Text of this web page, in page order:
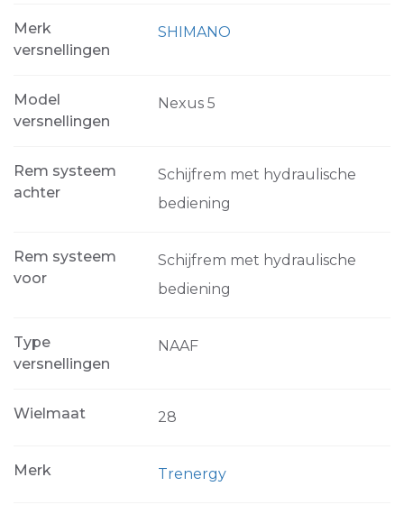
Merk
versnellingen
SHIMANO
Model
versnellingen
Nexus 5
Rem systeem
achter
Schijfrem met hydraulische
bediening
Rem systeem
voor
Schijfrem met hydraulische
bediening
Type
versnellingen
NAAF
Wielmaat 28
Merk Trenergy